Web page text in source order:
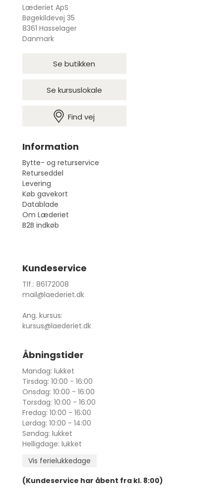
Læderiet ApS
Bøgekildevej 35
8361 Hasselager
Danmark
Se butikken
Se kursuslokale
Find vej
Information
Bytte- og returservice
Returseddel
Levering
Køb gavekort
Datablade
Om Læderiet
B2B indkøb
Kundeservice
Tlf.: 86172008
mail@laederiet.dk
Ang. kursus:
kursus@laederiet.dk
Åbningstider
Mandag: lukket
Tirsdag: 10:00 - 16:00
Onsdag: 10:00 - 16:00
Torsdag: 10:00 - 16:00
Fredag: 10:00 - 16:00
Lørdag: 10:00 - 14:00
Søndag: lukket
Helligdage: lukket
Vis ferielukkedage
(Kundeservice har åbent fra kl. 8:00)